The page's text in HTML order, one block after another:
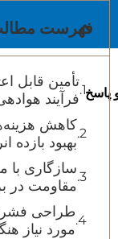
فهرست
تأمین قابل
فرآیند
کاهش
بهبود بازده
سازگاری
مقاومت در
طراحی
مورد نیاز